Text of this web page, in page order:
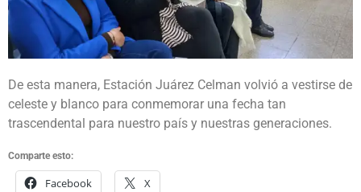
De esta manera, Estación Juárez Celman volvió a vestirse de
celeste y blanco para conmemorar una fecha tan
trascendental para nuestro país y nuestras generaciones.
Comparte esto:
Facebook X